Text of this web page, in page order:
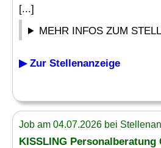
[...]
MEHR INFOS ZUM
▶ Zur Stellenanzeige
Job am 04.07.2026 bei
KISSLING Personalberatung